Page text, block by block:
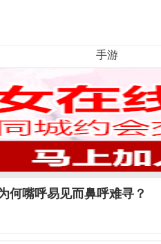
手游
何嘴呼易见而鼻呼难寻？